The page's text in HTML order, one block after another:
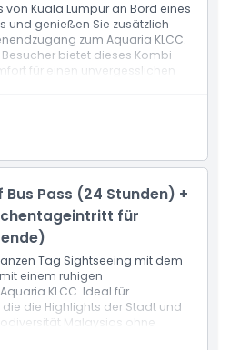
von Kuala Lumpur an Bord eines
genießen Sie zusätzlich
zum Aquaria KLCC.
bietet dieses Kombi-
für einen unvergesslichen
Pass (24 Stunden) +
für
Tag Sightseeing mit dem
einem ruhigen
KLCC. Ideal für
die Highlights der Stadt und
Malaysias ohne